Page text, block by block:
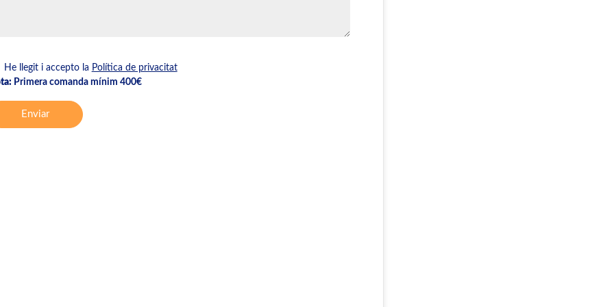
He llegit i accepto la Política de privacitat
Primera comanda mínim 400€
Enviar